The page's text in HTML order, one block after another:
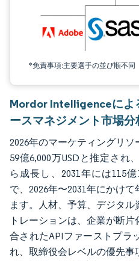
*免責事項:主要選手の並び順不同
Mordor Intelligenceによ
ースマネジメント市場分
2026年のマーケティングリ
59億6,000万USDと推定され
ら成長し、2031年には115
で、2026年〜2031年にかけ
ます。人材、予算、デジタ
トレーションは、企業が断
合されたAPIファーストプラ
れ、取締役会レベルの優先事